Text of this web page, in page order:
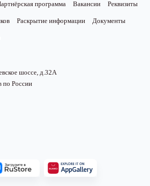
программа Вакансии Реквизиты
Раскрытие информации Документы
шоссе, д.32А
по России